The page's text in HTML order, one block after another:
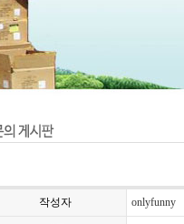
작성자 onlyfunny